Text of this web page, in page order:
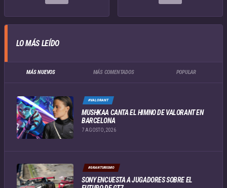
LO MÁS LEÍDO
MÁS NUEVOS MÁS COMENTADOS POPULAR
#VALORANT
MUSHKAA CANTA EL HIMNO DE VALORANT EN
BARCELONA
7 AGOSTO, 2026
#GRANTURISMO
SONY ENCUESTA A JUGADORES SOBRE EL